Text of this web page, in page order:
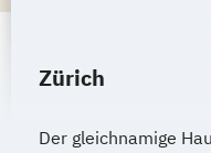
Zürich
Der gleichnamige